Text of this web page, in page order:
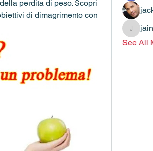
perdita di peso. Scopri
di dimagrimento con
See All